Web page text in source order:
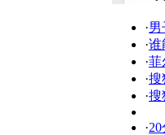
·男
·谁
·菲
·搜
·搜
·